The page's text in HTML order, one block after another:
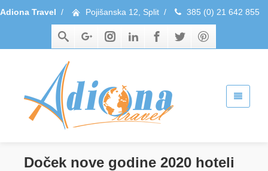
Adiona Travel / Pojišanska 12, Split / 385 (0) 21 642 855
Doček nove godine 2020 hoteli